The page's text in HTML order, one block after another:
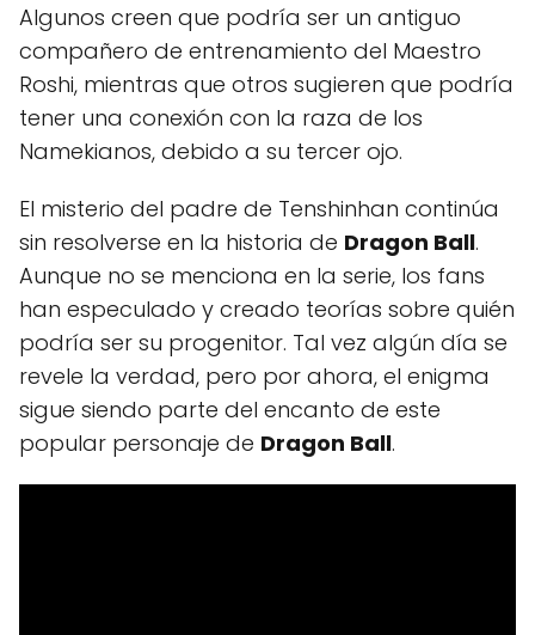
Algunos creen que podría ser un antiguo
compañero de entrenamiento del Maestro
Roshi, mientras que otros sugieren que podría
tener una conexión con la raza de los
Namekianos, debido a su tercer ojo.
El misterio del padre de Tenshinhan continúa
sin resolverse en la historia de Dragon Ball.
Aunque no se menciona en la serie, los fans
han especulado y creado teorías sobre quién
podría ser su progenitor. Tal vez algún día se
revele la verdad, pero por ahora, el enigma
sigue siendo parte del encanto de este
popular personaje de Dragon Ball.